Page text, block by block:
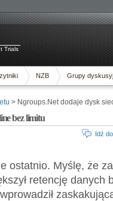
Trials
NZB Grupy
> Ngroups.Net dodaje dysk
bez limitu
Idź
ostatnio. Myślę, że
retencję danych